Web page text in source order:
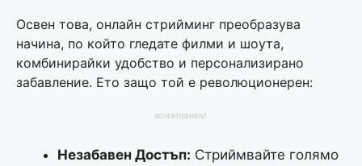
Освен това, онлайн стрийминг преобразува
начина, по който гледате филми и шоута,
комбинирайки удобство и персонализирано
забавление. Ето защо той е революционерен:
ADVERTISEMENT
Незабавен Достъп: Стриймвайте голямо